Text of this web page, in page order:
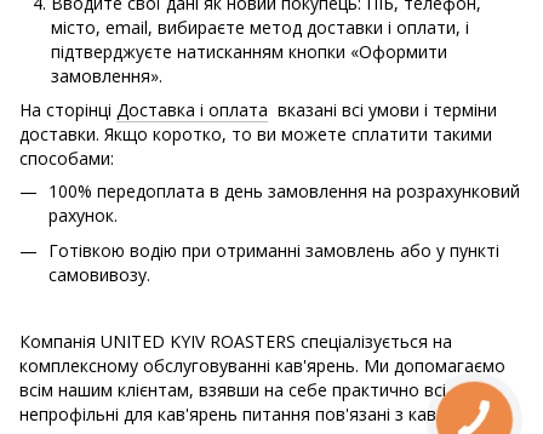
місто, email, вибираєте метод доставки і оплати, і
підтверджуєте натисканням кнопки «Оформити
замовлення».
На сторінці Доставка і оплата вказані всі умови і терміни
доставки. Якщо коротко, то ви можете сплатити такими
способами:
100% передоплата в день замовлення на розрахунковий
рахунок.
Готівкою водію при отриманні замовлень або у пункті
самовивозу.
Компанія UNITED KYIV ROASTERS спеціалізується на
комплексному обслуговуванні кав'ярень. Ми допомагаємо
всім нашим клієнтам, взявши на себе практично всі
непрофільні для кав'ярень питання пов'язані з кавою: